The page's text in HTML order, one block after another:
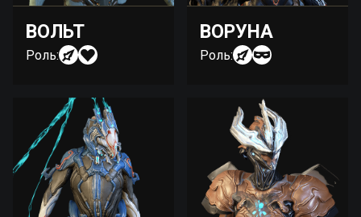
ВОЛЬТ
Роль:
ВОРУНА
Роль: